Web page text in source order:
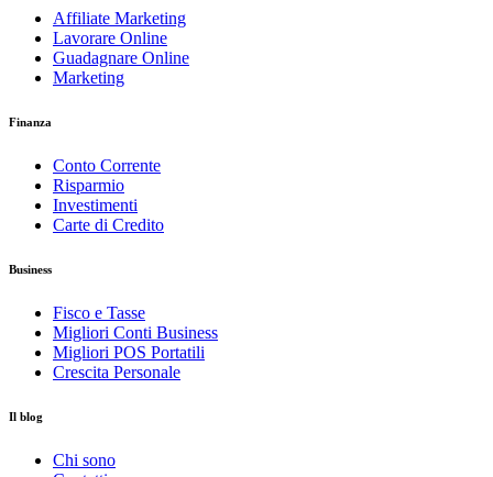
Affiliate Marketing
Lavorare Online
Guadagnare Online
Marketing
Finanza
Conto Corrente
Risparmio
Investimenti
Carte di Credito
Business
Fisco e Tasse
Migliori Conti Business
Migliori POS Portatili
Crescita Personale
Il blog
Chi sono